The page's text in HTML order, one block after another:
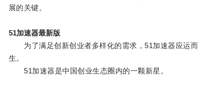
展的关键。
51加速器最新版
为了满足创新创业者多样化的需求，51加速器应运而
生。
51加速器是中国创业生态圈内的一颗新星。